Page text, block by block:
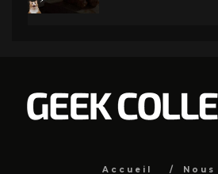
Accueil